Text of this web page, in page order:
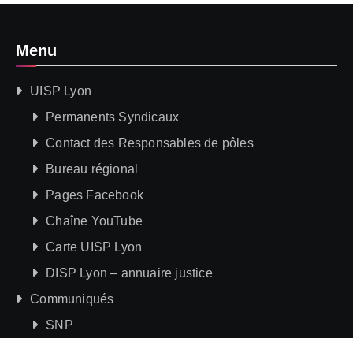
Menu
UISP Lyon
Permanents Syndicaux
Contact des Responsables de pôles
Bureau régional
Pages Facebook
Chaîne YouTube
Carte UISP Lyon
DISP Lyon – annuaire justice
Communiqués
SNP